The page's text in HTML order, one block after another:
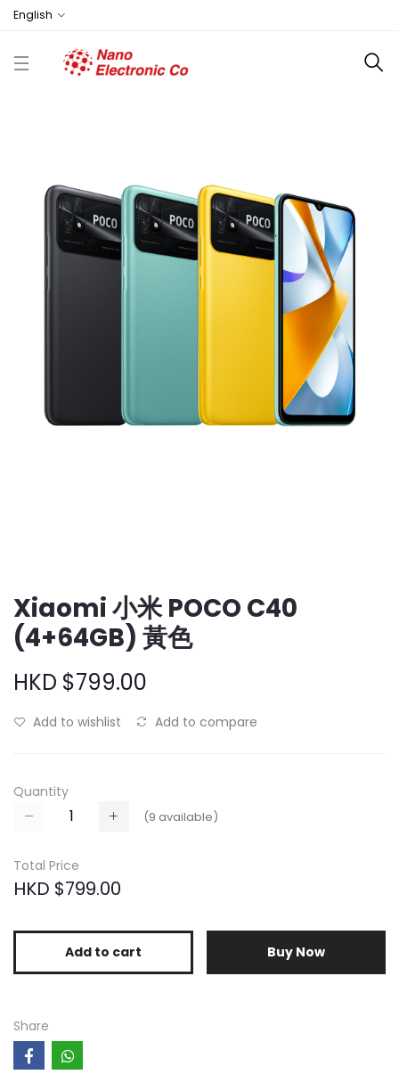
English
Xiaomi 小米 POCO C40
(4+64GB) 黃色
HKD $799.00
Add to wishlist Add to compare
Quantity
(9 available)
Total Price
HKD $799.00
Add to cart Buy Now
Share